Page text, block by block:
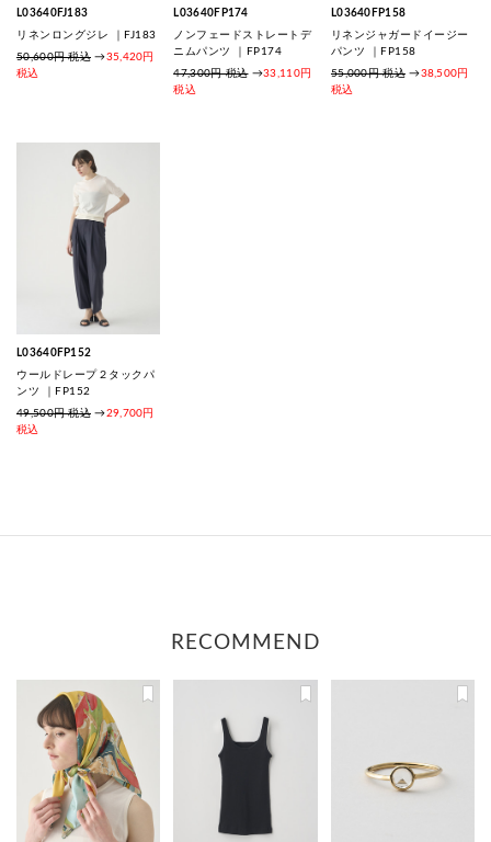
L03640FJ183
リネンロングジレ ｜FJ183
50,600円 税込 →35,420円
税込
L03640FP174
ノンフェードストレートデ
ニムパンツ ｜FP174
47,300円 税込→33,110円
税込
L03640FP158
リネンジャガードイージー
パンツ ｜FP158
55,000円 税込→38,500円
税込
L03640FP152
ウールドレープ２タックパ
ンツ ｜FP152
49,500円 税込 →29,700円
税込
RECOMMEND